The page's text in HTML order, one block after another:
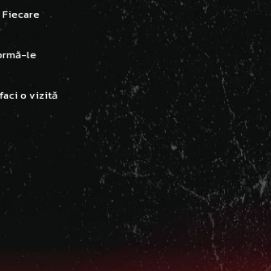
le
o vizită